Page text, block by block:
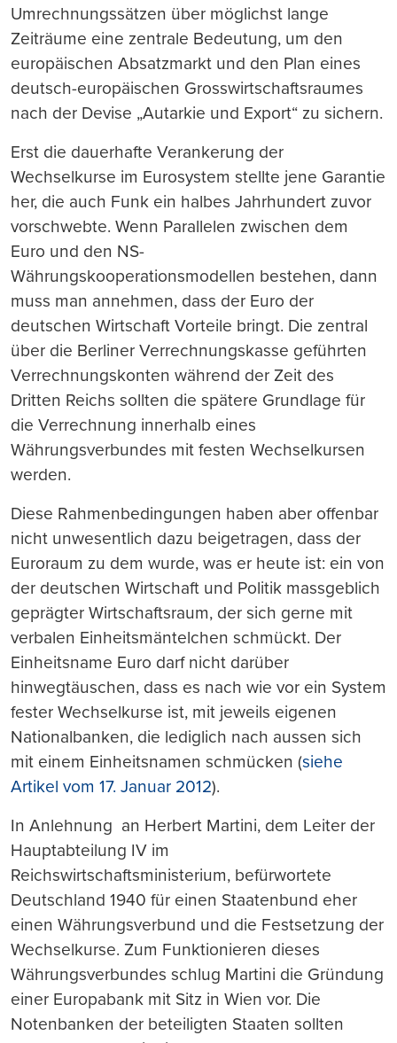
Umrechnungssätzen über möglichst lange
Zeiträume eine zentrale Bedeutung, um den
europäischen Absatzmarkt und den Plan eines
deutsch-europäischen Grosswirtschaftsraumes
nach der Devise „Autarkie und Export“ zu sichern.
Erst die dauerhafte Verankerung der
Wechselkurse im Eurosystem stellte jene Garantie
her, die auch Funk ein halbes Jahrhundert zuvor
vorschwebte. Wenn Parallelen zwischen dem
Euro und den NS-
Währungskooperationsmodellen bestehen, dann
muss man annehmen, dass der Euro der
deutschen Wirtschaft Vorteile bringt. Die zentral
über die Berliner Verrechnungskasse geführten
Verrechnungskonten während der Zeit des
Dritten Reichs sollten die spätere Grundlage für
die Verrechnung innerhalb eines
Währungsverbundes mit festen Wechselkursen
werden.
Diese Rahmenbedingungen haben aber offenbar
nicht unwesentlich dazu beigetragen, dass der
Euroraum zu dem wurde, was er heute ist: ein von
der deutschen Wirtschaft und Politik massgeblich
geprägter Wirtschaftsraum, der sich gerne mit
verbalen Einheitsmäntelchen schmückt. Der
Einheitsname Euro darf nicht darüber
hinwegtäuschen, dass es nach wie vor ein System
fester Wechselkurse ist, mit jeweils eigenen
Nationalbanken, die lediglich nach aussen sich
mit einem Einheitsnamen schmücken (siehe
Artikel vom 17. Januar 2012).
In Anlehnung an Herbert Martini, dem Leiter der
Hauptabteilung IV im
Reichswirtschaftsministerium, befürwortete
Deutschland 1940 für einen Staatenbund eher
einen Währungsverbund und die Festsetzung der
Wechselkurse. Zum Funktionieren dieses
Währungsverbundes schlug Martini die Gründung
einer Europabank mit Sitz in Wien vor. Die
Notenbanken der beteiligten Staaten sollten